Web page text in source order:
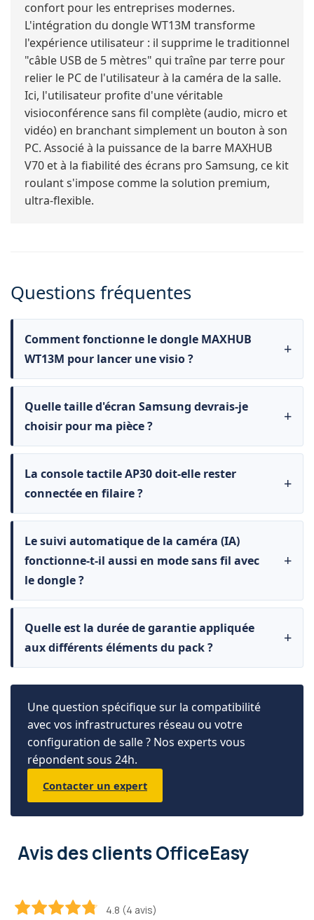
confort pour les entreprises modernes.
L'intégration du dongle WT13M transforme
l'expérience utilisateur : il supprime le traditionnel
"câble USB de 5 mètres" qui traîne par terre pour
relier le PC de l'utilisateur à la caméra de la salle.
Ici, l'utilisateur profite d'une véritable
visioconférence sans fil complète (audio, micro et
vidéo) en branchant simplement un bouton à son
PC. Associé à la puissance de la barre MAXHUB
V70 et à la fiabilité des écrans pro Samsung, ce kit
roulant s'impose comme la solution premium,
ultra-flexible.
Questions fréquentes
Comment fonctionne le dongle MAXHUB
WT13M pour lancer une visio ?
Quelle taille d'écran Samsung devrais-je
choisir pour ma pièce ?
La console tactile AP30 doit-elle rester
connectée en filaire ?
Le suivi automatique de la caméra (IA)
fonctionne-t-il aussi en mode sans fil avec
le dongle ?
Quelle est la durée de garantie appliquée
aux différents éléments du pack ?
Une question spécifique sur la compatibilité
avec vos infrastructures réseau ou votre
configuration de salle ? Nos experts vous
répondent sous 24h.
Contacter un expert
Avis des clients OfficeEasy
4.8 (4 avis)